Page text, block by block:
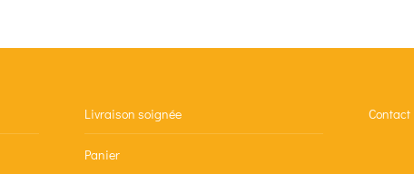
Livraison soignée
Panier
Contact